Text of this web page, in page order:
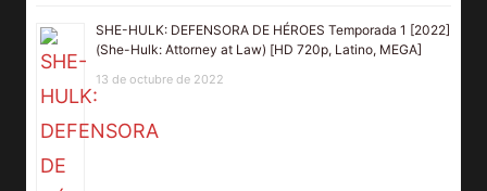
SHE-HULK: DEFENSORA DE HÉROES Temporada 1 [2022]
(She-Hulk: Attorney at Law) [HD 720p, Latino, MEGA]
13 de octubre de 2022